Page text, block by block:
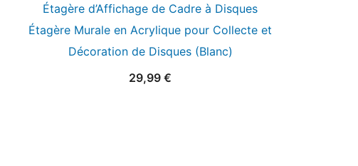
Étagère d’Affichage de Cadre à Disques
Étagère Murale en Acrylique pour Collecte et
Décoration de Disques (Blanc)
29,99 €